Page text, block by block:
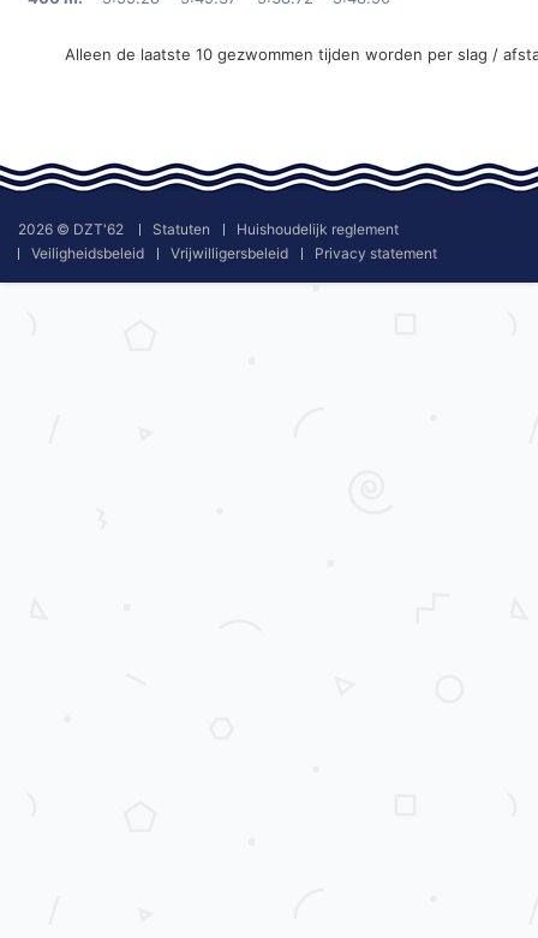
Alleen de laatste 10 gezwommen tijden worden per slag /
2026 © DZT'62 Statuten
Huishoudelijk reglement
Veiligheidsbeleid
Vrijwilligersbeleid Privacy statement